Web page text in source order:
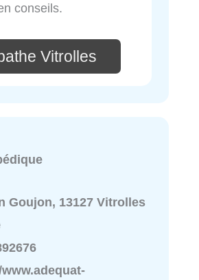
conseils.
Vitrolles
Goujon, 13127 Vitrolles